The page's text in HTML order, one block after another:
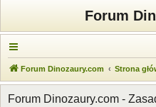
Forum
Forum Dinozaury.com Strona
Forum Dinozaury.com -